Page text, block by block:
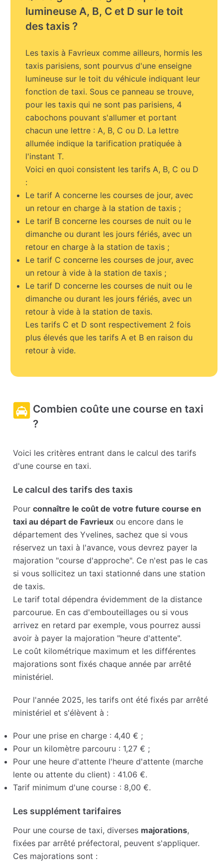
lumineuse A, B, C et D sur le toit
des taxis ?
Les taxis à Favrieux comme ailleurs, hormis les
taxis parisiens, sont pourvus d'une enseigne
lumineuse sur le toit du véhicule indiquant leur
fonction de taxi. Sous ce panneau se trouve,
pour les taxis qui ne sont pas parisiens, 4
cabochons pouvant s'allumer et portant
chacun une lettre : A, B, C ou D. La lettre
allumée indique la tarification pratiquée à
l'instant T.
Voici en quoi consistent les tarifs A, B, C ou D
:
Le tarif A concerne les courses de jour, avec
un retour en charge à la station de taxis ;
Le tarif B concerne les courses de nuit ou le
dimanche ou durant les jours fériés, avec un
retour en charge à la station de taxis ;
Le tarif C concerne les courses de jour, avec
un retour à vide à la station de taxis ;
Le tarif D concerne les courses de nuit ou le
dimanche ou durant les jours fériés, avec un
retour à vide à la station de taxis.
Les tarifs C et D sont respectivement 2 fois
plus élevés que les tarifs A et B en raison du
retour à vide.
Combien coûte une course en taxi
?
Voici les critères entrant dans le calcul des tarifs
d'une course en taxi.
Le calcul des tarifs des taxis
Pourconnaître le coût de votre future course en
taxi au départ de Favrieux ou encore dans le
département des Yvelines, sachez que si vous
réservez un taxi à l'avance, vous devrez payer la
majoration "course d'approche". Ce n'est pas le cas
si vous sollicitez un taxi stationné dans une station
de taxis.
Le tarif total dépendra évidemment de la distance
parcourue. En cas d'embouteillages ou si vous
arrivez en retard par exemple, vous pourrez aussi
avoir à payer la majoration "heure d'attente".
Le coût kilométrique maximum et les différentes
majorations sont fixés chaque année par arrêté
ministériel.
Pour l'année 2025, les tarifs ont été fixés par arrêté
ministériel et s'élèvent à :
Pour une prise en charge : 4,40 € ;
Pour un kilomètre parcouru : 1,27 € ;
Pour une heure d'attente l'heure d'attente (marche
lente ou attente du client) : 41.06 €.
Tarif minimum d'une course : 8,00 €.
Les supplément tarifaires
Pour une course de taxi, diverses majorations,
fixées par arrêté préfectoral, peuvent s'appliquer.
Ces majorations sont :